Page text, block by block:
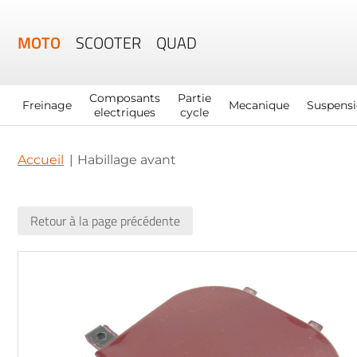
MOTO SCOOTER QUAD
Freinage
Composants
electriques
Partie
cycle
Mecanique
Accueil Habillage avant
Retour à la page précédente